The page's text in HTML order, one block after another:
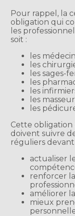
Pour rappel, la
obligation qui
les
soit :
les
les
les sages-
les
les
les
les
Cette obligation
doivent suivre
réguliers
actualiser
renforcer
améliorer
mieux